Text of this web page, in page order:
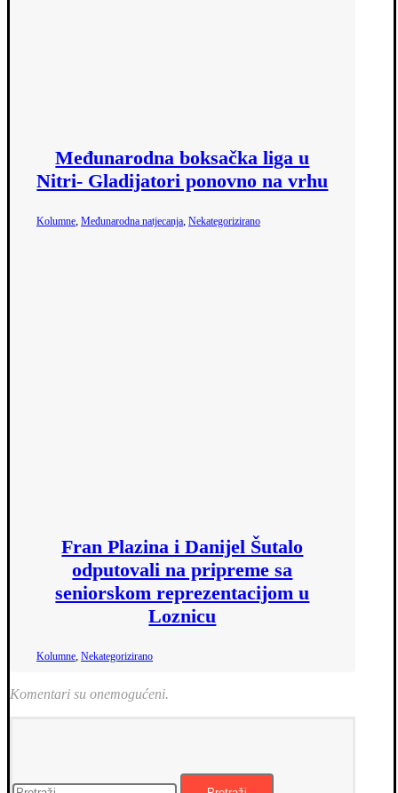
Međunarodna boksačka liga u
Nitri- Gladijatori ponovno na vrhu
Kolumne, Međunarodna natjecanja, Nekategorizirano
Fran Plazina i Danijel Šutalo
odputovali na pripreme sa
seniorskom reprezentacijom u
Loznicu
Kolumne, Nekategorizirano
Komentari su onemogućeni.
Pretraži: